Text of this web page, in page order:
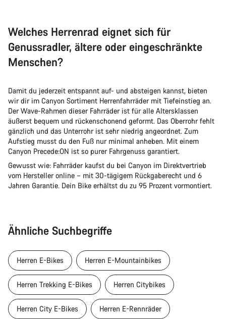
Welches Herrenrad eignet sich für
Genussradler, ältere oder eingeschränkte
Menschen?
Damit du jederzeit entspannt auf- und absteigen kannst, bieten
wir dir im Canyon Sortiment Herrenfahrräder mit Tiefeinstieg an.
Der Wave-Rahmen dieser Fahrräder ist für alle Altersklassen
äußerst bequem und rückenschonend geformt. Das Oberrohr fehlt
gänzlich und das Unterrohr ist sehr niedrig angeordnet. Zum
Aufstieg musst du den Fuß nur minimal anheben. Mit einem
Canyon Precede:ON ist so purer Fahrgenuss garantiert.
Gewusst wie: Fahrräder kaufst du bei Canyon im Direktvertrieb
vom Hersteller online – mit 30-tägigem Rückgaberecht und 6
Jahren Garantie. Dein Bike erhältst du zu 95 Prozent vormontiert.
Ähnliche Suchbegriffe
Herren E-Bikes Herren E-Mountainbikes
Herren Trekking E-Bikes Herren Citybikes
Herren City E-Bikes Herren E-Rennräder